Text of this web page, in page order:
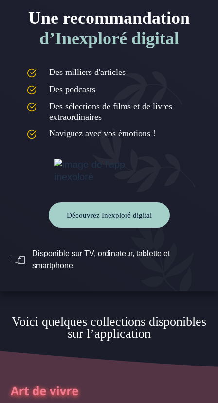
Une recommandation
d’Inexploré digital
Des milliers d'articles
Des podcasts
Des sélections de films et de livres
extraordinaires
Naviguez avec vos émotions !
Découvrez Inexploré digital
Disponible sur TV, ordinateur, tablette et
smartphone
Voici quelques collections disponibles
sur l’application